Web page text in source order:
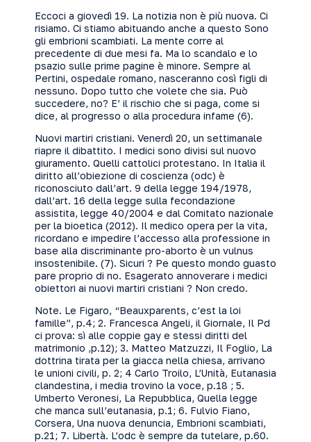
Eccoci a giovedì 19. La notizia non è più nuova. Ci
risiamo. Ci stiamo abituando anche a questo Sono
gli embrioni scambiati. La mente corre al
precedente di due mesi fa. Ma lo scandalo e lo
psazio sulle prime pagine è minore. Sempre al
Pertini, ospedale romano, nasceranno così figli di
nessuno. Dopo tutto che volete che sia. Può
succedere, no? E’ il rischio che si paga, come si
dice, al progresso o alla procedura infame (6).
Nuovi martiri cristiani. Venerdì 20, un settimanale
riapre il dibattito. I medici sono divisi sul nuovo
giuramento. Quelli cattolici protestano. In Italia il
diritto all’obiezione di coscienza (odc) è
riconosciuto dall’art. 9 della legge 194/1978,
dall’art. 16 della legge sulla fecondazione
assistita, legge 40/2004 e dal Comitato nazionale
per la bioetica (2012). Il medico opera per la vita,
ricordano e impedire l’accesso alla professione in
base alla discriminante pro-aborto è un vulnus
insostenibile. (7). Sicuri ? Pe questo mondo guasto
pare proprio di no. Esagerato annoverare i medici
obiettori ai nuovi martiri cristiani ? Non credo.
Note. Le Figaro, “Beauxparents, c’est la loi
famille”, p.4; 2. Francesca Angeli, il Giornale, Il Pd
ci prova: sì alle coppie gay e stessi diritti del
matrimonio ,p.12); 3. Matteo Matzuzzi, Il Foglio, La
dottrina tirata per la giacca nella chiesa, arrivano
le unioni civili, p. 2; 4 Carlo Troilo, L’Unità, Eutanasia
clandestina, i media trovino la voce, p.18 ; 5.
Umberto Veronesi, La Repubblica, Quella legge
che manca sull’eutanasia, p.1; 6. Fulvio Fiano,
Corsera, Una nuova denuncia, Embrioni scambiati,
p.21; 7. Libertà. L’odc è sempre da tutelare, p.60.